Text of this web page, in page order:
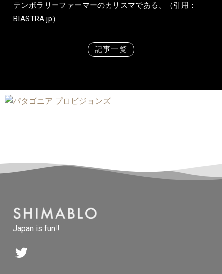
テンポラリーファーマーのカリスマである。（引用：
BIASTRA.jp）
記事一覧
Japan is fun!!